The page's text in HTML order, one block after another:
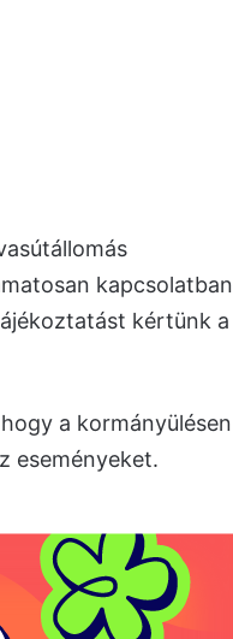
kapcsolatban
kértünk a
a kormányülésen
eseményeket.